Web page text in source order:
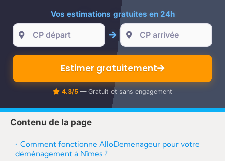
Vos estimations gratuites en 24h
Estimer gratuitement
4.3/5 — Gratuit et sans engagement
Contenu de la page
Comment fonctionne AlloDemenageur pour votre
déménagement à Nîmes ?